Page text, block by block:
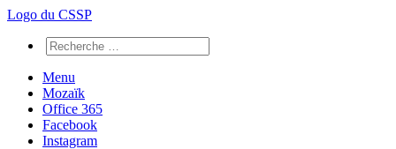
Logo du CSSP
Menu
Mozaïk
Office 365
Facebook
Instagram